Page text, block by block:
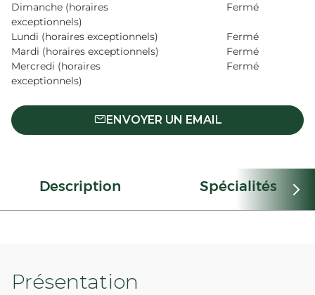
Dimanche (horaires
exceptionnels)
Fermé
Lundi (horaires exceptionnels)
Fermé
Mardi (horaires exceptionnels)
Fermé
Mercredi (horaires
exceptionnels)
Fermé
ENVOYER UN EMAIL
Description Spécialités
Présentation